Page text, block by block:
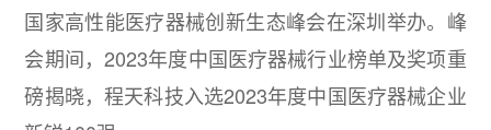
国家高性能医疗器械创新生态峰会在深圳举办。峰
会期间，2023年度中国医疗器械行业榜单及奖项重
磅揭晓，程天科技入选2023年度中国医疗器械企业